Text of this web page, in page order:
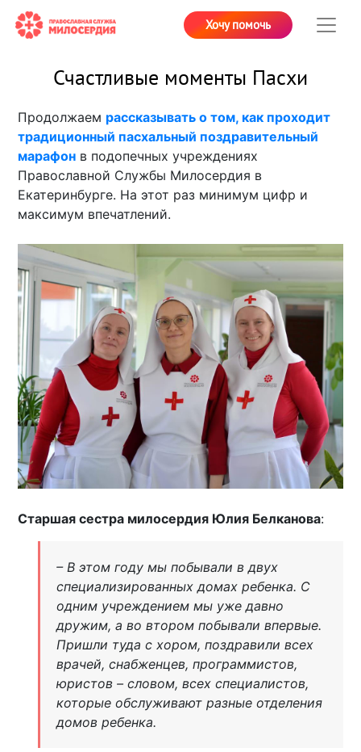
Хочу помочь
Счастливые моменты Пасхи
Продолжаем рассказывать о том, как проходит
традиционный пасхальный поздравительный
марафон в подопечных учреждениях
Православной Службы Милосердия в
Екатеринбурге. На этот раз минимум цифр и
максимум впечатлений.
Старшая сестра милосердия Юлия Белканова:
– В этом году мы побывали в двух
специализированных домах ребенка. С
одним учреждением мы уже давно
дружим, а во втором побывали впервые.
Пришли туда с хором, поздравили всех
врачей, снабженцев, программистов,
юристов – словом, всех специалистов,
которые обслуживают разные отделения
домов ребенка.